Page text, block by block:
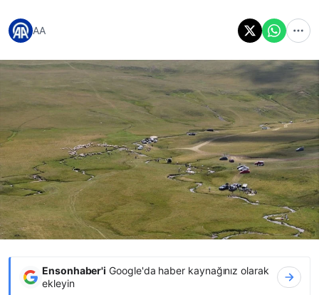
AA
Ensonhaber'i Google'da haber kaynağınız olarak
ekleyin